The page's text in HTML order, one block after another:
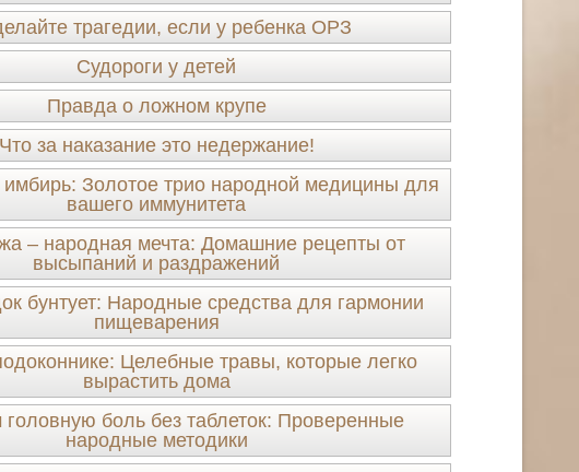
трагедии, если у ребенка ОРЗ
Судороги у детей
Правда о ложном крупе
Что за наказание это недержание!
Золотое трио народной медицины для
вашего иммунитета
– народная мечта: Домашние рецепты от
высыпаний и раздражений
бунтует: Народные средства для гармонии
пищеварения
Целебные травы, которые легко
вырастить дома
боль без таблеток: Проверенные
народные методики